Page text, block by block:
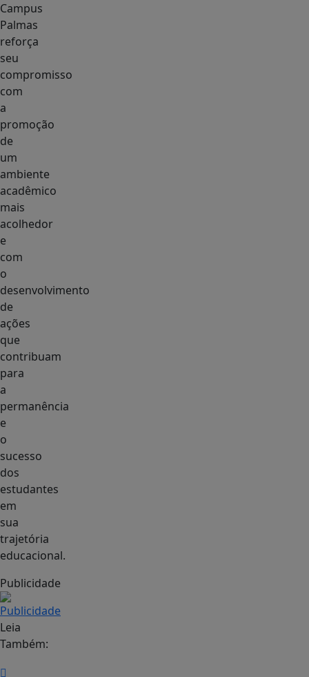
Campus
Palmas
reforça
seu
compromisso
com
a
promoção
de
um
ambiente
acadêmico
mais
acolhedor
e
com
o
desenvolvimento
de
ações
que
contribuam
para
a
permanência
e
o
sucesso
dos
estudantes
em
sua
trajetória
educacional.
Publicidade
Leia
Também: